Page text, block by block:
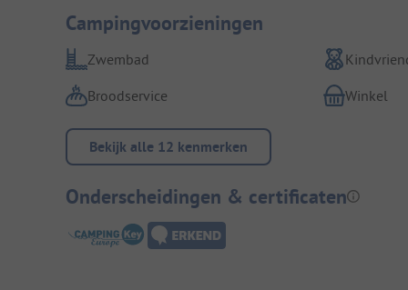
Campingvoorzieningen
Zwembad
Broodservice
Winkel
Bekijk alle 12 kenmerken
Onderscheidingen & certificaten